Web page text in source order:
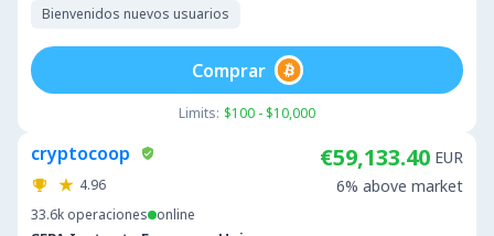
Bienvenidos nuevos usuarios
Limits: $100 - $10,000
Comprar
cryptocoop
4.96
33.6k operaciones online
€59,133.40 EUR
6% above market